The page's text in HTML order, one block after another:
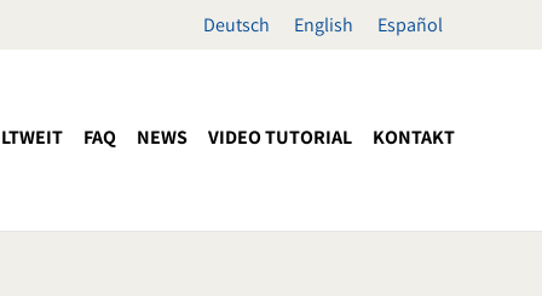
Deutsch English Español
FAQ NEWS VIDEO TUTORIAL KONTAKT